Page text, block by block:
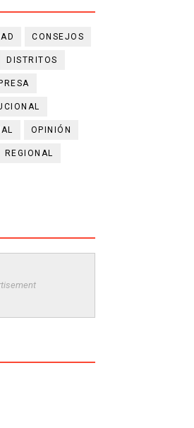
CONSEJOS
DISTRITOS
OPINIÓN
REGIONAL